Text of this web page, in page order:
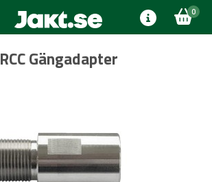
0
RCC Gängadapter